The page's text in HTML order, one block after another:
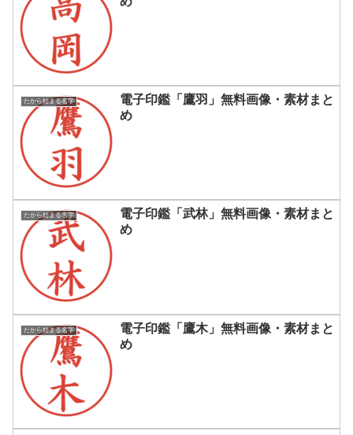
たから始まる名字
電子印鑑「鷹羽」無料画像・素材まと
め
たから始まる名字
電子印鑑「武林」無料画像・素材まと
め
たから始まる名字
電子印鑑「鷹木」無料画像・素材まと
め